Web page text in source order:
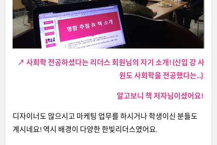
↗ 사회학 전공하셨다는 리더스 회원님의 자기 소개!(신입 강 사
원도 사회학을 전공했다는...)
알고보니 책 저자님이셨어요!
디자이너도 많으시고 마케팅 업무를 하시거나 학생이신 분들도
계시네요! 역시 배경이 다양한 한빛리더스였어요.